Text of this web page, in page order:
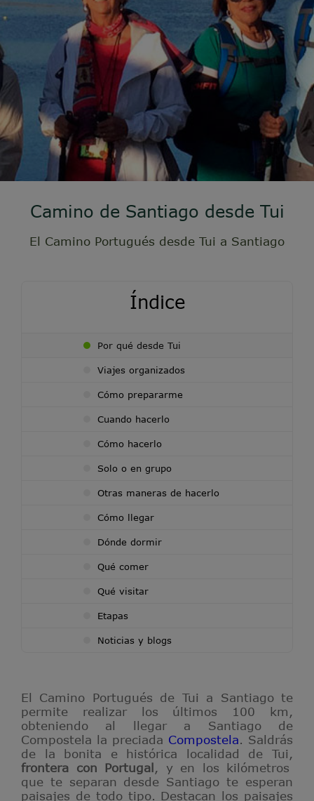
Camino de Santiago desde Tui
El Camino Portugués desde Tui a Santiago
Índice
Por qué desde Tui
Viajes organizados
Cómo prepararme
Cuando hacerlo
Cómo hacerlo
Solo o en grupo
Otras maneras de hacerlo
Cómo llegar
Dónde dormir
Qué comer
Qué visitar
Etapas
Noticias y blogs
El Camino Portugués de Tui a Santiago te
permite realizar los últimos 100 km,
obteniendo al llegar a Santiago de
Compostela la preciada Compostela. Saldrás
de la bonita e histórica localidad de Tui,
frontera con Portugal , y en los kilómetros
que te separan desde Santiago te esperan
paisajes de todo tipo. Destacan los paisajes